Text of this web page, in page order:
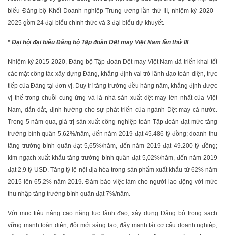
biểu Đảng bộ Khối Doanh nghiệp Trung ương lần thứ III, nhiệm kỳ 2020 -
2025 gồm 24 đại biểu chính thức và 3 đại biểu dự khuyết.
* Đại hội đại biểu Đảng bộ Tập đoàn Dệt may Việt Nam lần thứ III
Nhiệm kỳ 2015-2020, Đảng bộ Tập đoàn Dệt may Việt Nam đã triển khai tốt
các mặt công tác xây dựng Đảng, khẳng định vai trò lãnh đạo toàn diện, trực
tiếp của Đảng tại đơn vị. Duy trì tăng trưởng đều hàng năm, khẳng định được
vị thế trong chuỗi cung ứng và là nhà sản xuất dệt may lớn nhất của Việt
Nam, dẫn dắt, định hướng cho sự phát triển của ngành Dệt may cả nước.
Trong 5 năm qua, giá trị sản xuất công nghiệp toàn Tập đoàn đạt mức tăng
trưởng bình quân 5,62%/năm, đến năm 2019 đạt 45.486 tỷ đồng; doanh thu
tăng trưởng bình quân đạt 5,65%/năm, đến năm 2019 đạt 49.200 tỷ đồng;
kim ngạch xuất khẩu tăng trưởng bình quân đạt 5,02%/năm, đến năm 2019
đạt 2,9 tỷ USD. Tăng tỷ lệ nội địa hóa trong sản phẩm xuất khẩu từ 62% năm
2015 lên 65,2% năm 2019. Đảm bảo việc làm cho người lao động với mức
thu nhập tăng trưởng bình quân đạt 7%/năm.
Với mục tiêu nâng cao năng lực lãnh đạo, xây dựng Đảng bộ trong sạch
vững mạnh toàn diện, đổi mới sáng tạo, đẩy mạnh tái cơ cấu doanh nghiệp,